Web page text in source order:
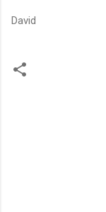
David